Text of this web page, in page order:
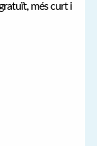
gratuït, més curt i